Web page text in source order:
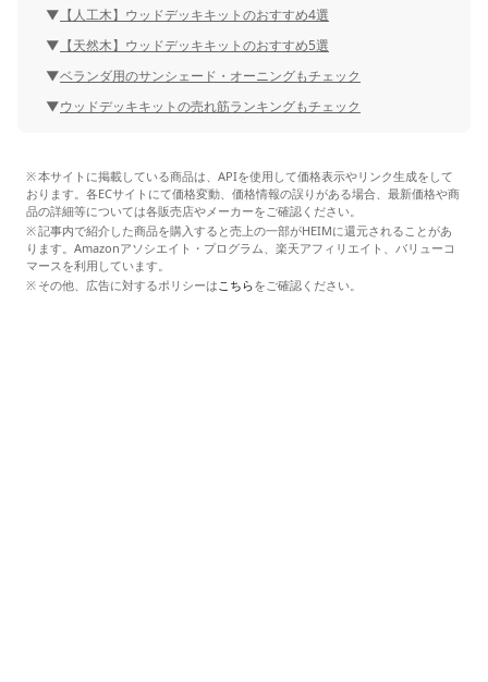
【人工木】ウッドデッキキットのおすすめ4選
【天然木】ウッドデッキキットのおすすめ5選
ベランダ用のサンシェード・オーニングもチェック
ウッドデッキキットの売れ筋ランキングもチェック
本サイトに掲載している商品は、APIを使用して価格表示やリンク生成をして
おります。各ECサイトにて価格変動、価格情報の誤りがある場合、最新価格や商
品の詳細等については各販売店やメーカーをご確認ください。
記事内で紹介した商品を購入すると売上の一部がHEIMに還元されることがあ
ります。Amazonアソシエイト・プログラム、楽天アフィリエイト、バリューコ
マースを利用しています。
その他、広告に対するポリシーはこちらをご確認ください。